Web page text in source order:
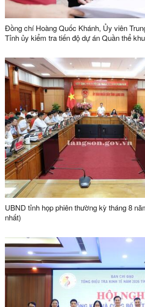
Đồng chí Hoàng Quốc Khánh, Ủy viên
Tỉnh ủy kiểm tra tiến độ dự án Quần thể
UBND tỉnh họp phiên thường kỳ tháng 8
nhất)